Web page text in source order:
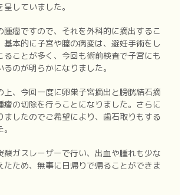
していました。
腫瘤ですので、それを外科的に摘出するこ
基本的に子宮や膣の病変は、避妊手術をし
ることが多く、今回も術前検査で子宮にも
のが明らかになりました。
上、今回一度に卵巣子宮摘出と膀胱結石摘
瘤の切除を行うことになりました。さらに
ましたのでご希望により、歯石取りもする
酸ガスレーザーで行い、出血や腫れも少な
たため、無事に日帰りで帰ることができま